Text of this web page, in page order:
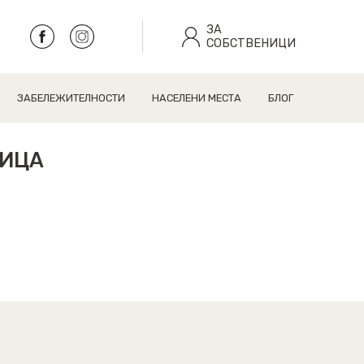
ЗА
СОБСТВЕНИЦИ
ЗАБЕЛЕЖИТЕЛНОСТИ НАСЕЛЕНИ МЕСТА БЛОГ